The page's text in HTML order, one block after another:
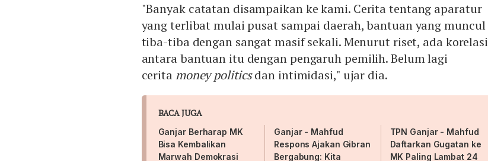
"Banyak catatan disampaikan ke kami. Cerita tentang aparatur
yang terlibat mulai pusat sampai daerah, bantuan yang muncul
tiba-tiba dengan sangat masif sekali. Menurut riset, ada korelasi
antara bantuan itu dengan pengaruh pemilih. Belum lagi
ceritamoney politicsdan intimidasi," ujar dia.
BACA JUGA
Ganjar Berharap MK
Bisa Kembalikan
Marwah Demokrasi
Ganjar - Mahfud
Respons Ajakan Gibran
Bergabung: Kita
TPN Ganjar - Mahfud
Daftarkan Gugatan ke
MK Paling Lambat 24